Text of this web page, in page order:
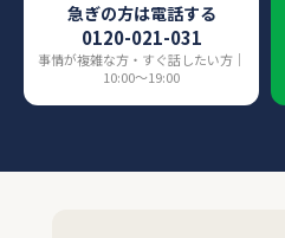
急ぎの方は電話する
0120-021-031
事情が複雑な方・すぐ話したい方｜
10:00〜19:00